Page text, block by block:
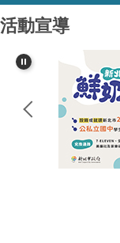
三和沿革
活動宣導